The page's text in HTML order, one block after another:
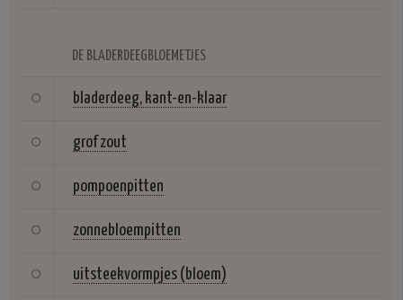
DE BLADERDEEGBLOEMETJES
bladerdeeg, kant-en-klaar
grof zout
pompoenpitten
zonnebloempitten
uitsteekvormpjes (bloem)